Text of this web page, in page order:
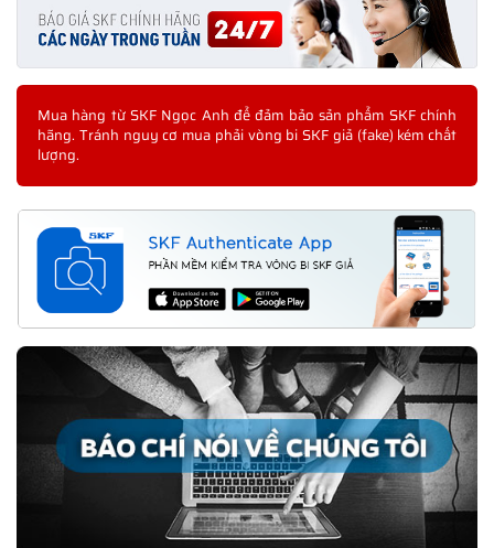
Mua hàng từ SKF Ngọc Anh để đảm bảo sản phẩm SKF chính
hãng. Tránh nguy cơ mua phải vòng bi SKF giả (fake) kém chất
lượng.